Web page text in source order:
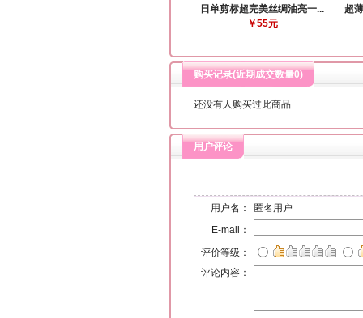
日单剪标超完美丝绸油亮一...
￥55元
超
购买记录(近期成交数量0)
还没有人购买过此商品
用户评论
用户名：
匿名用户
E-mail：
评价等级：
评论内容：